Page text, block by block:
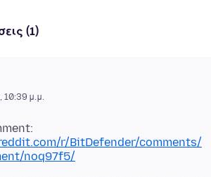
(1)
10:39 μ.μ.
r/BitDefender/comments/
noq97f5/